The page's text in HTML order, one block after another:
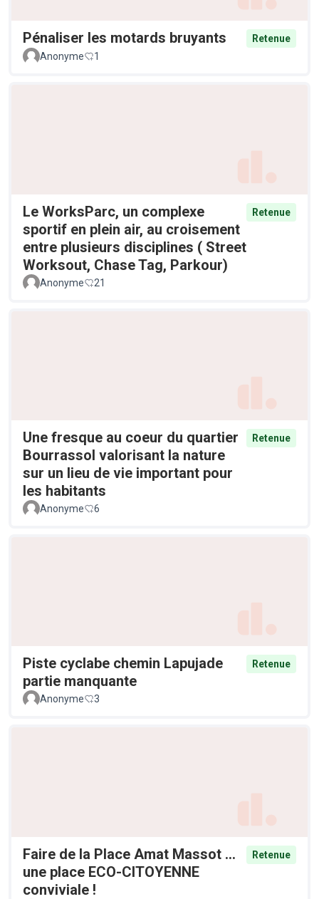
Pénaliser les motards bruyants
Retenue
Anonyme
1
Le WorksParc, un complexe
sportif en plein air, au croisement
entre plusieurs disciplines ( Street
Worksout, Chase Tag, Parkour)
Retenue
Anonyme 21
Une fresque au coeur du quartier
Bourrassol valorisant la nature
sur un lieu de vie important pour
les habitants
Retenue
Anonyme 6
Piste cyclabe chemin Lapujade
partie manquante
Retenue
Anonyme 3
Faire de la Place Amat Massot ...
une place ECO-CITOYENNE
conviviale !
Retenue